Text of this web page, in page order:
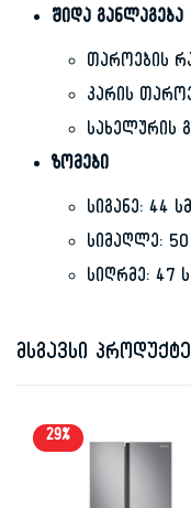
შიდა განლაგება
თაროების
კარის
სახელურის
ზომები
სიგანე: 44 სმ
სიმაღლე: 50
სიღრმე: 47
მსგავსი
29%